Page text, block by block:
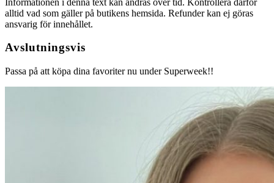
alltid vad som gäller på butikens hemsida. Refunder kan ej göras
ansvarig för innehållet.
Avslutningsvis
Passa på att köpa dina favoriter nu under Superweek!!